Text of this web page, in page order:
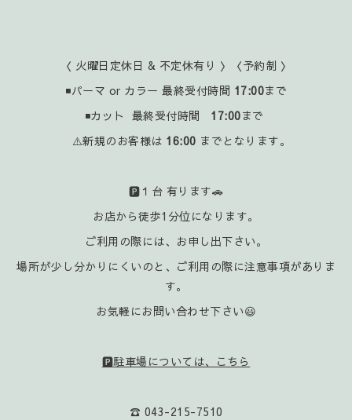
〈 火曜日定休日 & 不定休有り 〉〈予約制 〉
◾パーマ or カラー 最終受付時間 17:00まで
◾カット 最終受付時間 17:00まで
⚠️新規のお客様は 16:00 までとなります。
🅿️１台 有ります🚗
お店から徒歩1分位になります。
ご利用の際には、お申し出下さい。
場所が少し分かりにくいのと、ご利用の際に注意事項がありま
す。
お気軽にお問い合わせ下さい😃
🅿️駐車場については、こちら
☎️ 043-215-7510